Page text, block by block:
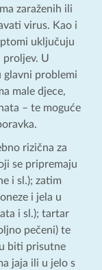
zaraženih ili
virus. Kao i
uključuju
proljev. U
glavni problemi
male djece,
– te moguće
rizična za
se pripremaju
i sl.); zatim
i jela u
i sl.); tartar
pečeni) te
biti prisutne
jaja ili u jelo s